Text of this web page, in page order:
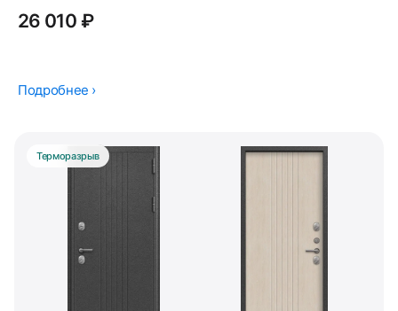
26 010 ₽
Подробнее ›
Терморазрыв